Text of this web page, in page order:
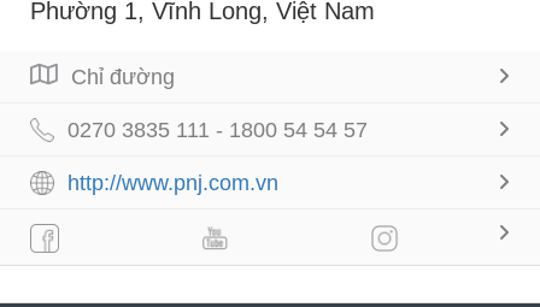
Phường 1, Vĩnh Long, Việt Nam
Chỉ đường
0270 3835 111 - 1800 54 54 57
http://www.pnj.com.vn